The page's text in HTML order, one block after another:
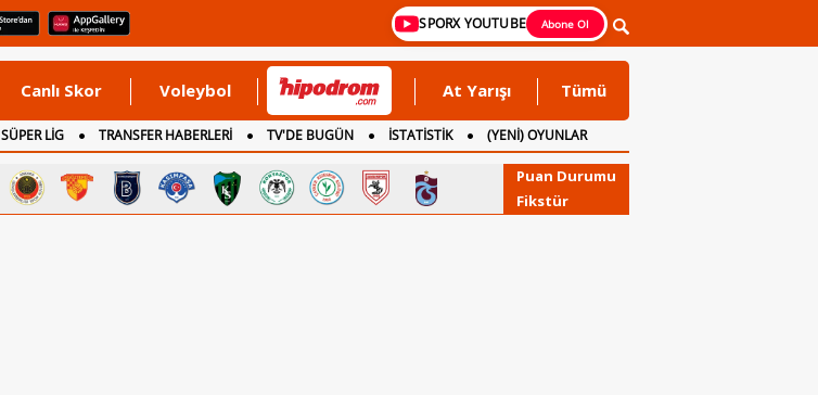
SPORX YOUTUBE Abone Ol
Canlı Skor Voleybol At Yarışı Tümü
SÜPER LİG TRANSFER HABERLERİ TV'DE BUGÜN İSTATİSTİK
(YENİ) OYUNLAR
Puan Durumu
Fikstür